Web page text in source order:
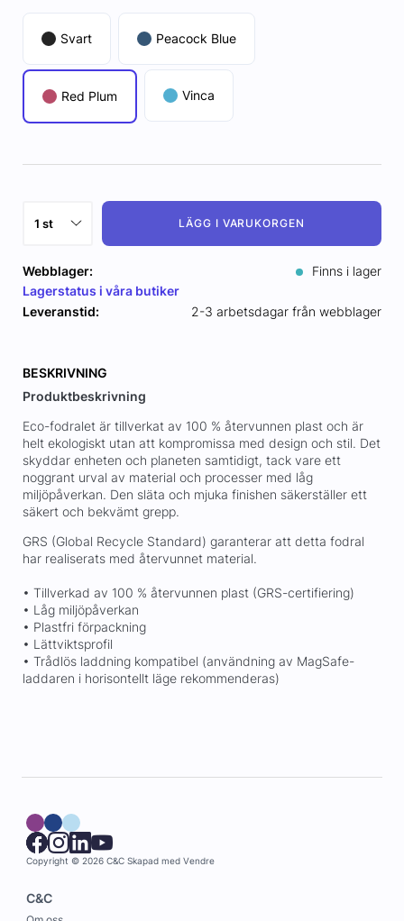
Svart Peacock Blue
Red Plum Vinca
LÄGG I VARUKORGEN
Webblager:
Finns i lager
Lagerstatus i våra butiker
Leveranstid:
2-3 arbetsdagar från webblager
BESKRIVNING
Produktbeskrivning
Eco-fodralet är tillverkat av 100 % återvunnen plast och är
helt ekologiskt utan att kompromissa med design och stil. Det
skyddar enheten och planeten samtidigt, tack vare ett
noggrant urval av material och processer med låg
miljöpåverkan. Den släta och mjuka finishen säkerställer ett
säkert och bekvämt grepp.
GRS (Global Recycle Standard) garanterar att detta fodral
har realiserats med återvunnet material.
• Tillverkad av 100 % återvunnen plast (GRS-certifiering)
• Låg miljöpåverkan
• Plastfri förpackning
• Lättviktsprofil
• Trådlös laddning kompatibel (användning av MagSafe-
laddaren i horisontellt läge rekommenderas)
Copyright © 2026 C&C Skapad med Vendre
C&C